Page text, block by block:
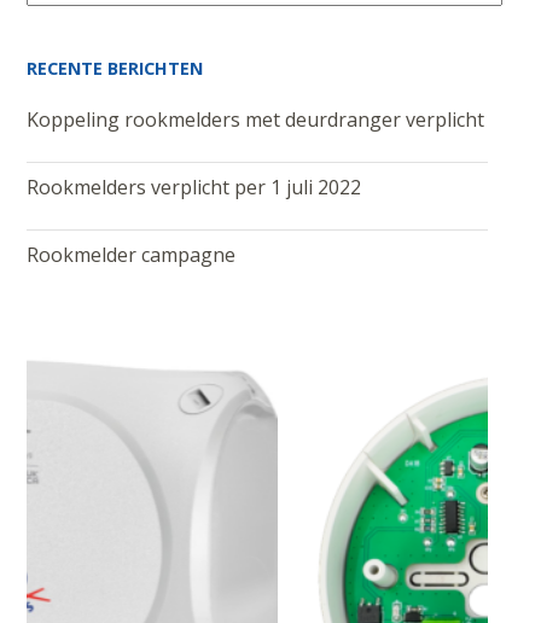
RECENTE BERICHTEN
Koppeling rookmelders met deurdranger verplicht
Rookmelders verplicht per 1 juli 2022
Rookmelder campagne